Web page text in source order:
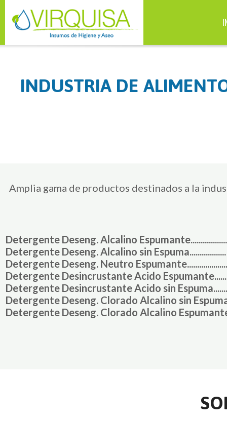
Detergente Deseng. Alcalino Espumante..................
Detergente Deseng. Alcalino sin Espuma..................
Detergente Deseng. Neutro Espumante....................
Detergente Desincrustante Acido
Detergente Desincrustante Acido sin
Detergente Deseng. Clorado Alcalino sin
Detergente Deseng. Clorado Alcalino
INDUSTRIA DE
Amplia gama de productos destinados a la